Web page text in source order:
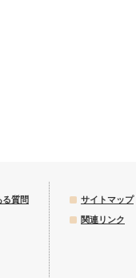
る質問
サイトマップ
関連リンク